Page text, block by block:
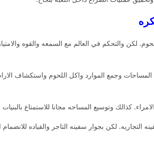
لكن والتحكم في العالم مع السمعه والقوه
وجمع الموارد واكل اللحوم واستكشاف
كذالك وتوسيع المساحه مجانا للاستمتاع